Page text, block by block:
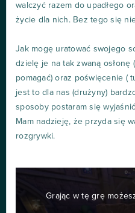
walczyć razem do upadłego
życie dla nich. Bez tego się
Jak mogę uratować swojego
dzielę je na tak zwaną osłonę
pomagać) oraz poświęcenie (
jest to dla nas (drużyny)
sposoby postaram się
Mam nadzieję, że przyda się
rozgrywki.
Grając w tę grę